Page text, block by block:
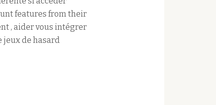
features from their
, aider vous intégrer
jeux de hasard